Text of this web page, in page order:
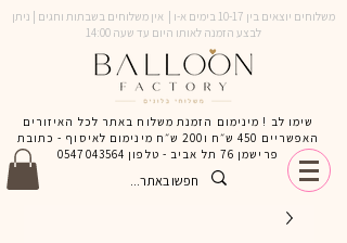
משלוחים יוצאים בין 10-17 בימים א-ו | אין משלוחים בשבתות וחגים | ניתן
לבצע הזמנה לאותו היום עד שעה 14:00
שימו לב ! מינימום הזמנת משלוח באתר לכל האיזורים
האפשריים 450 ש״ח ו200 ש״ח מינימום לאיסוף - כתובת
פרישמן 76 תל אביב - טלפון
0547043564